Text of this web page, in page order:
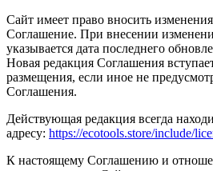
Сайт имеет право вносить
Соглашение. При внесении
указывается дата последнего
Новая редакция Соглашения
размещения, если иное не
Соглашения.
Действующая редакция всегда
адресу: https://ecotools.store/include/
К настоящему Соглашению и